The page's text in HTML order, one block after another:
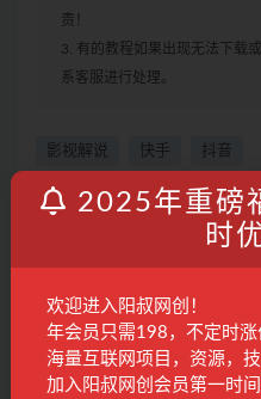
责！
3. 有的教程如果出现无法下载
系客服进行处理。
影视解说 快手 抖音
收藏 海报 链
利用谷歌新闻只需复
2025年重磅
时
欢迎进入阳叔网创！
年会员只需198，不定时涨
海量互联网项目，资源，
加入阳叔网创会员第一时